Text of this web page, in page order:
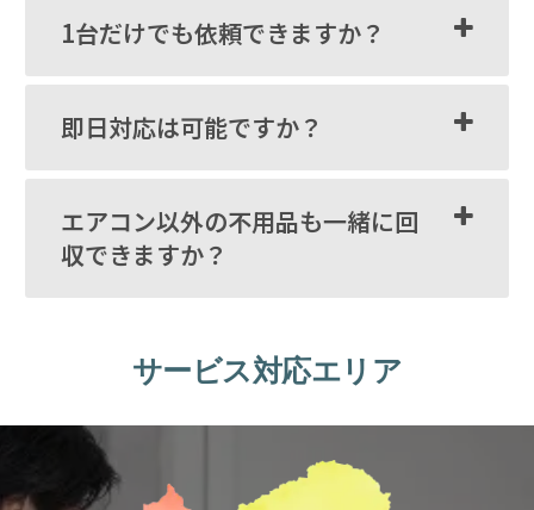
1台だけでも依頼できますか？
即日対応は可能ですか？
エアコン以外の不用品も一緒に回
収できますか？
サービス対応エリア